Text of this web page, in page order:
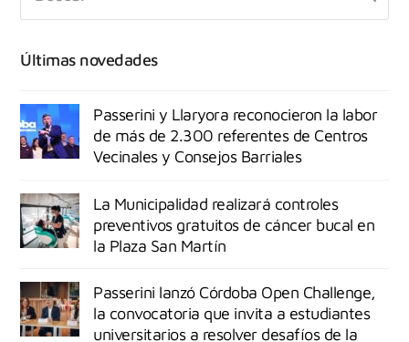
Últimas novedades
Passerini y Llaryora reconocieron la labor
de más de 2.300 referentes de Centros
Vecinales y Consejos Barriales
La Municipalidad realizará controles
preventivos gratuitos de cáncer bucal en
la Plaza San Martín
Passerini lanzó Córdoba Open Challenge,
la convocatoria que invita a estudiantes
universitarios a resolver desafíos de la